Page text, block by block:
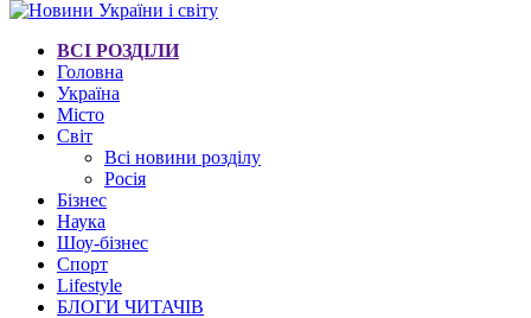
ВСІ РОЗДІЛИ
Головна
Україна
Місто
Світ
Всі новини розділу
Росія
Бізнес
Наука
Шоу-бізнес
Спорт
Lifestyle
БЛОГИ ЧИТАЧІВ